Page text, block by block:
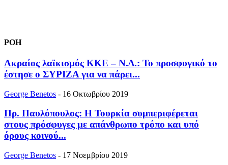
ΡΟΗ
Ακραίος λαϊκισμός ΚΚΕ – Ν.Δ.: Το προσφυγικό το
έστησε ο ΣΥΡΙΖΑ για να πάρει...
George Benetos - 16 Οκτωβρίου 2019
Πρ. Παυλόπουλος: Η Τουρκία συμπεριφέρεται
στους πρόσφυγες με απάνθρωπο τρόπο και υπό
όρους κοινού...
George Benetos - 17 Νοεμβρίου 2019